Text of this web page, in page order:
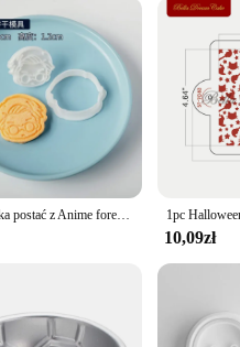
Kreskówka postać z Anime foremka do wykrawania ciasteczek DIY foremka do ciasteczek Mini przyrząd do pieczenia do cięcia 3D deser domowy masa cukrowa rękodzieło
10,09zł